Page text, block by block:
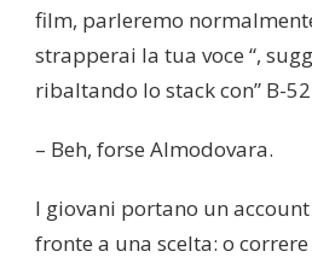
film, parleremo
strapperai la tua voce “,
ribaltando lo stack con” B-52
– Beh, forse Almodovara.
I giovani portano un
fronte a una scelta: o